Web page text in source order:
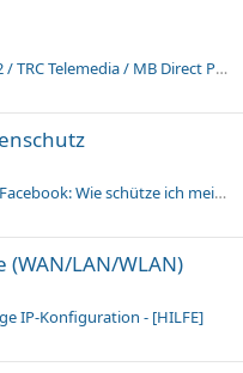
MC Multimedia Petersberg Teil 2 / TRC Telemedia / MB Direct Phone Ltd
Datenschutz und Sicherheit bei Facebook: Wie schütze ich meine persönlichen Daten vor Missbrauch und Betrug in sozialen Netzwerken?
LAN/WLAN)
IP-Konfiguration - [HILFE]